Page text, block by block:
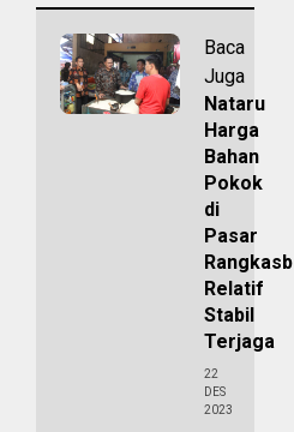
Baca
Juga
Nataru
Harga
Bahan
Pokok
di
Pasar
Relatif
Stabil
Terjaga
22
DES
2023